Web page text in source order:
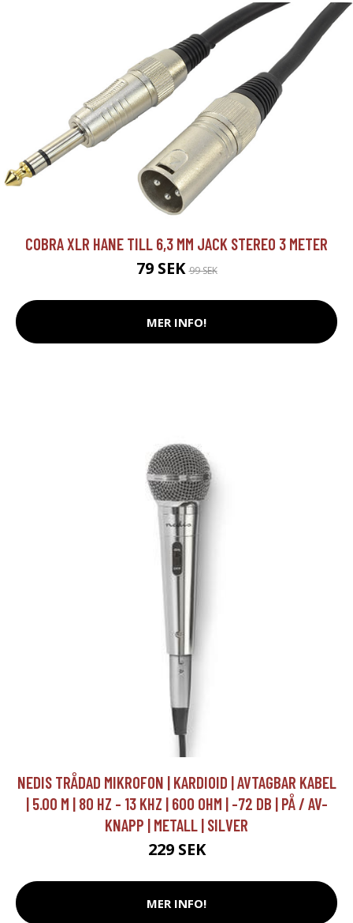
COBRA XLR HANE TILL 6,3 MM JACK STEREO 3 METER
79 SEK99 SEK
MER INFO!
NEDIS TRÅDAD MIKROFON | KARDIOID | AVTAGBAR KABEL
| 5.00 M | 80 HZ - 13 KHZ | 600 OHM | -72 DB | PÅ / AV-
KNAPP | METALL | SILVER
229 SEK
MER INFO!